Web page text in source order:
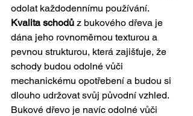
odolat každodennímu používání.
Kvalita schodů z bukového dřeva je
dána jeho rovnoměrnou texturou a
pevnou strukturou, která zajišťuje, že
schody budou odolné vůči
mechanickému opotřebení a budou si
dlouho udržovat svůj původní vzhled.
Bukové dřevo je navíc odolné vůči